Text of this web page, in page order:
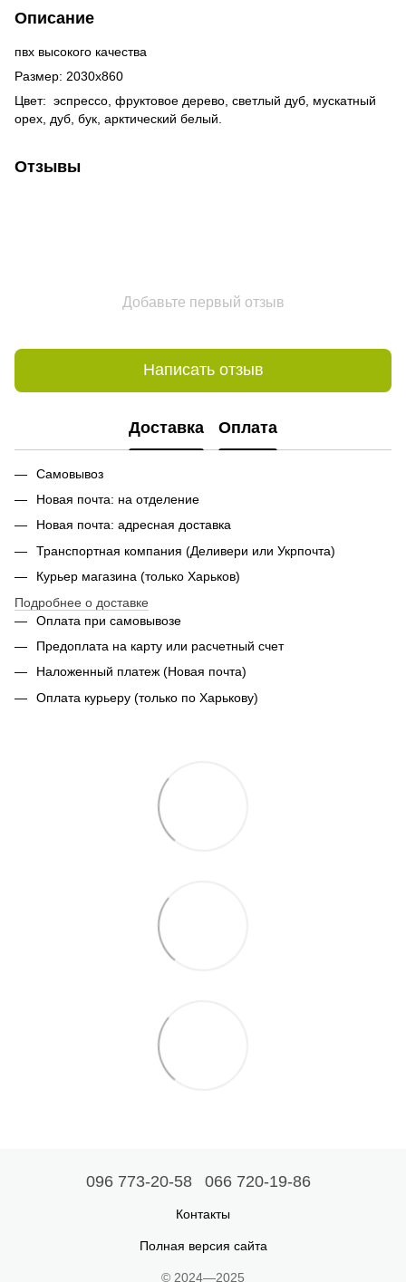
Описание
пвх высокого качества
Размер: 2030х860
Цвет: эспрессо, фруктовое дерево, светлый дуб, мускатный
орех, дуб, бук, арктический белый.
Отзывы
Добавьте первый отзыв
Написать отзыв
Доставка Оплата
Самовывоз
Новая почта: на отделение
Новая почта: адресная доставка
Транспортная компания (Деливери или Укрпочта)
Курьер магазина (только Харьков)
Подробнее о доставке
Оплата при самовывозе
Предоплата на карту или расчетный счет
Наложенный платеж (Новая почта)
Оплата курьеру (только по Харькову)
096 773-20-58 066 720-19-86
Контакты
Полная версия сайта
© 2024—2025